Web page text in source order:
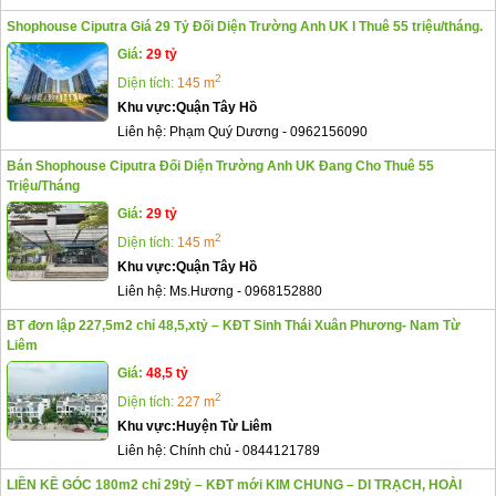
Shophouse Ciputra Giá 29 Tỷ Đối Diện Trường Anh UK I Thuê 55 triệu/tháng.
Giá: 29 tỷ
Diện tích: 145 m2
Khu vực:Quận Tây Hồ
Liên hệ: Phạm Quý Dương - 0962156090
Bán Shophouse Ciputra Đối Diện Trường Anh UK Đang Cho Thuê 55
Triệu/Tháng
Giá: 29 tỷ
Diện tích: 145 m2
Khu vực:Quận Tây Hồ
Liên hệ: Ms.Hương - 0968152880
BT đơn lập 227,5m2 chỉ 48,5,xtỷ – KĐT Sinh Thái Xuân Phương- Nam Từ
Liêm
Giá: 48,5 tỷ
Diện tích: 227 m2
Khu vực: Huyện Từ Liêm
Liên hệ: Chính chủ - 0844121789
LIỀN KỀ GÓC 180m2 chỉ 29tỷ – KĐT mới KIM CHUNG – DI TRẠCH, HOÀI